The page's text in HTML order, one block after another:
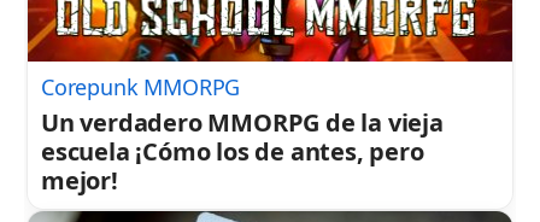
Corepunk MMORPG
Un verdadero MMORPG de la vieja
escuela ¡Cómo los de antes, pero
mejor!